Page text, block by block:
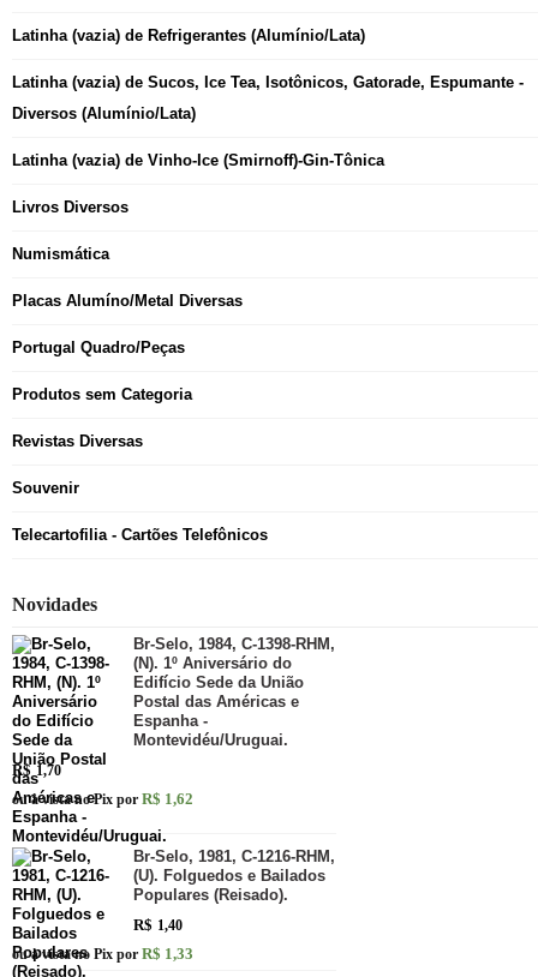
Latinha (vazia) de Refrigerantes (Alumínio/Lata)
Latinha (vazia) de Sucos, Ice Tea, Isotônicos, Gatorade, Espumante -
Diversos (Alumínio/Lata)
Latinha (vazia) de Vinho-Ice (Smirnoff)-Gin-Tônica
Livros Diversos
Numismática
Placas Alumíno/Metal Diversas
Portugal Quadro/Peças
Produtos sem Categoria
Revistas Diversas
Souvenir
Telecartofilia - Cartões Telefônicos
Novidades
Br-Selo, 1984, C-1398-RHM,
(N). 1º Aniversário do
Edifício Sede da União
Postal das Américas e
Espanha -
Montevidéu/Uruguai.
R$ 1,70
ou à vista no Pix por R$ 1,62
Br-Selo, 1981, C-1216-RHM,
(U). Folguedos e Bailados
Populares (Reisado).
R$ 1,40
ou à vista no Pix por R$ 1,33